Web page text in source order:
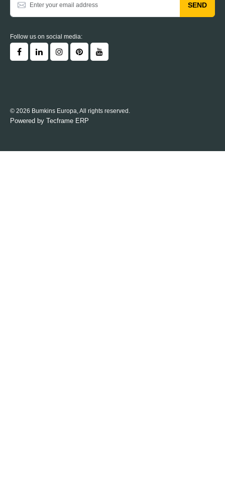
SEND
Follow us on social media:
© 2026 Bumkins Europa, All rights reserved.
Powered by Tecframe ERP